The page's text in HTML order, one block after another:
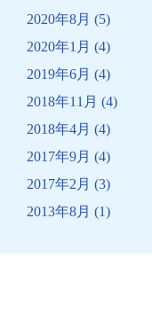
2020年8月 (5)
2020年1月 (4)
2019年6月 (4)
2018年11月 (4)
2018年4月 (4)
2017年9月 (4)
2017年2月 (3)
2013年8月 (1)